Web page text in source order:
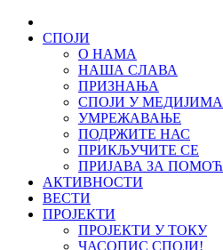
СПОЈИ
О НАМА
НАША СЛАВА
ПРИЗНАЊА
СПОЈИ У МЕДИЈИМА
УМРЕЖАВАЊЕ
ПОДРЖИТЕ НАС
ПРИКЉУЧИТЕ СЕ
ПРИЈАВА ЗА ПОМОЋ
АКТИВНОСТИ
ВЕСТИ
ПРОЈЕКТИ
ПРОЈЕКТИ У ТОКУ
ЧАСОПИС СПОЈИ!